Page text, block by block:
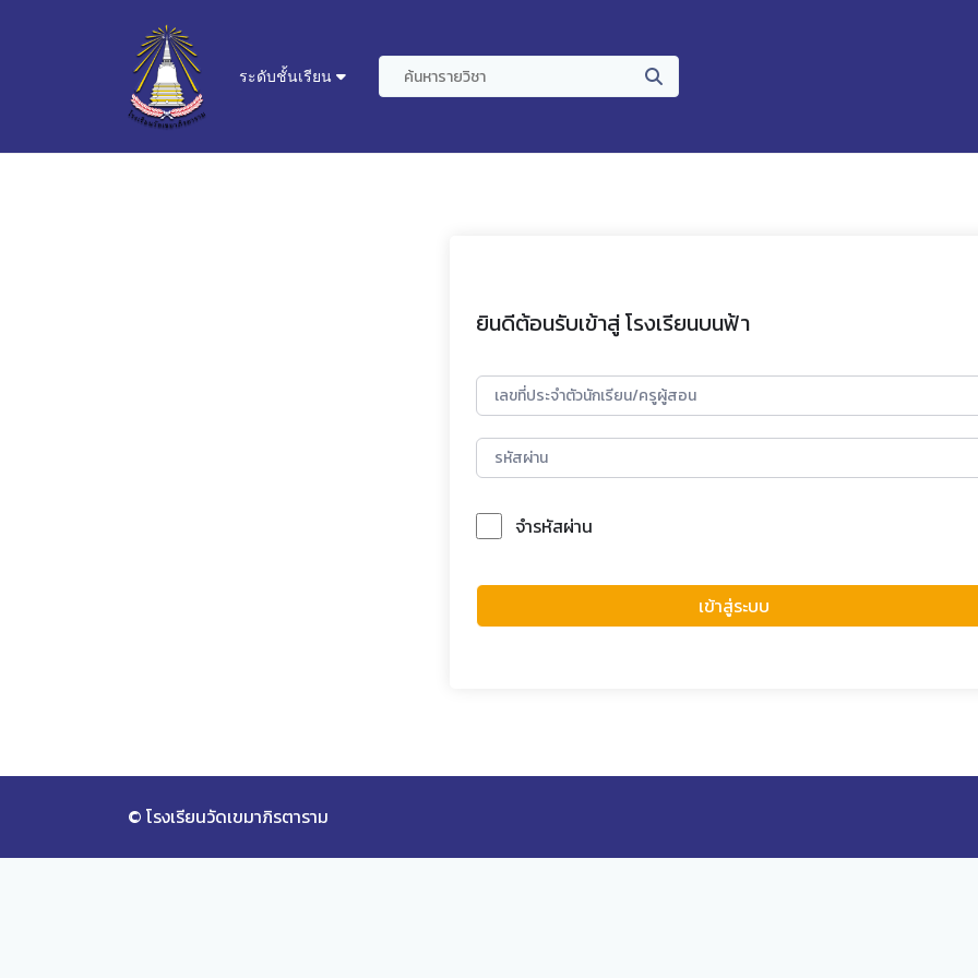
ระดับชั้นเรียน
ยินดีต้อนรับเข้าสู่ โรงเรียนบนฟ้า
จำรหัสผ่าน
เข้าสู่ระบบ
© โรงเรียนวัดเขมาภิรตาราม